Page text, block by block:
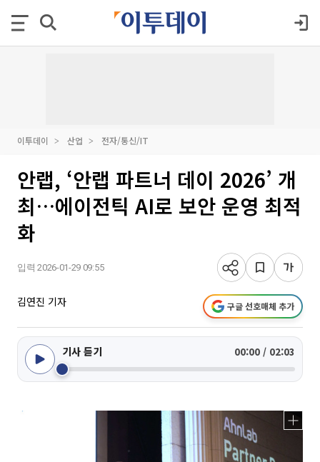
이투데이 산업 전자/통신/IT
안랩, ‘안랩 파트너 데이 2026’ 개
최…에이전틱 AI로 보안 운영 최적
화
입력 2026-01-29 09:55
김연진 기자 구글 선호매체 추가
기사 듣기 00:00 / 02:03